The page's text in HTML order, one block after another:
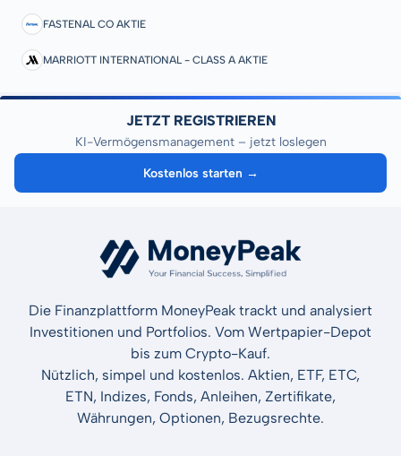
FASTENAL CO AKTIE
MARRIOTT INTERNATIONAL - CLASS A AKTIE
JETZT REGISTRIEREN
KI-Vermögensmanagement – jetzt loslegen
Kostenlos starten →
Die Finanzplattform MoneyPeak trackt und analysiert
Investitionen und Portfolios. Vom Wertpapier-Depot
bis zum Crypto-Kauf.
Nützlich, simpel und kostenlos. Aktien, ETF, ETC,
ETN, Indizes, Fonds, Anleihen, Zertifikate,
Währungen, Optionen, Bezugsrechte.